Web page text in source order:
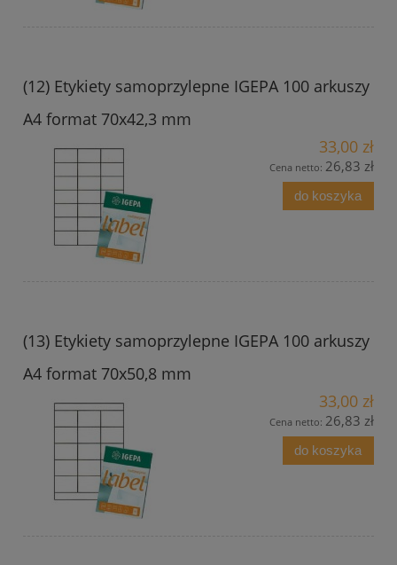
(12) Etykiety samoprzylepne IGEPA 100 arkuszy
A4 format 70x42,3 mm
33,00 zł
Cena netto: 26,83 zł
do koszyka
(13) Etykiety samoprzylepne IGEPA 100 arkuszy
A4 format 70x50,8 mm
33,00 zł
Cena netto: 26,83 zł
do koszyka